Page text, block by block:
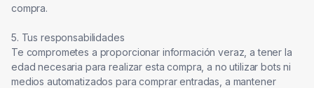
compra.
5. Tus responsabilidades
Te comprometes a proporcionar información veraz, a tener la
edad necesaria para realizar esta compra, a no utilizar bots ni
medios automatizados para comprar entradas, a mantener